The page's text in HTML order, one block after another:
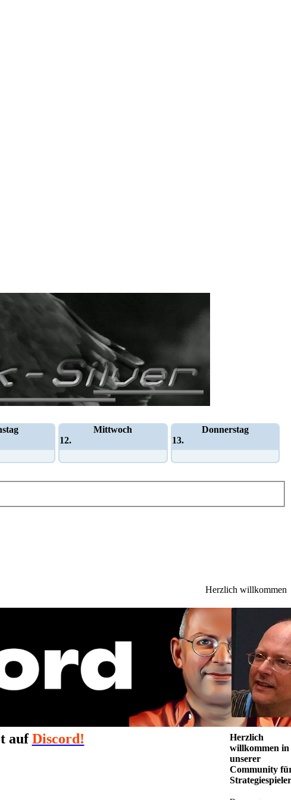
Mittwoch
12.
Donnerstag
13.
aufDiscord!
Herzlich willkommen
Herzlich
willkommen in
unserer
Community